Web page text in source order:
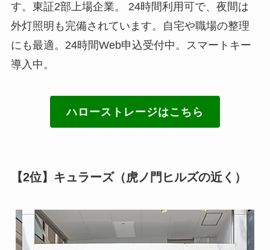
す。東証2部上場企業。 24時間利用可で、夜間は
外灯照明も完備されています。自宅や職場の整理
にも最適。24時間Web申込受付中。スマートキー
導入中。
ハローストレージはこちら
【2位】キュラーズ（虎ノ門ヒルズの近く）